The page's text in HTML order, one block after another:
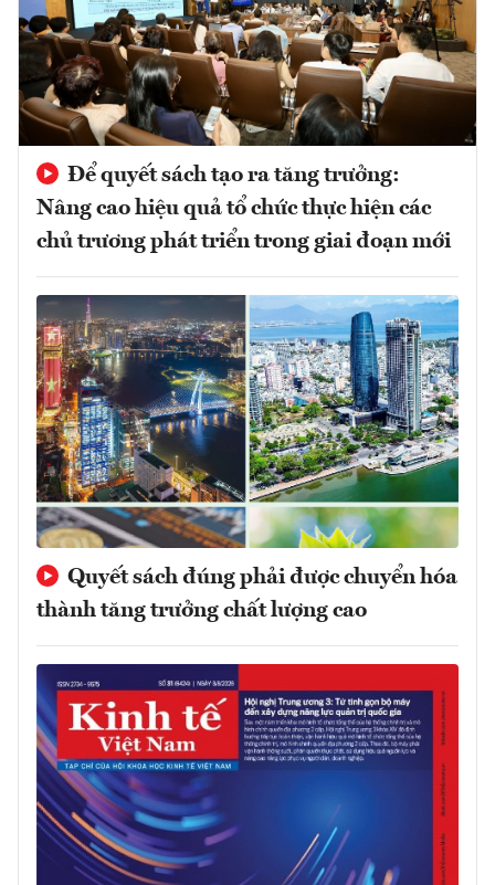
Để quyết sách tạo ra tăng trưởng:
Nâng cao hiệu quả tổ chức thực hiện các
chủ trương phát triển trong giai đoạn mới
Quyết sách đúng phải được chuyển hóa
thành tăng trưởng chất lượng cao